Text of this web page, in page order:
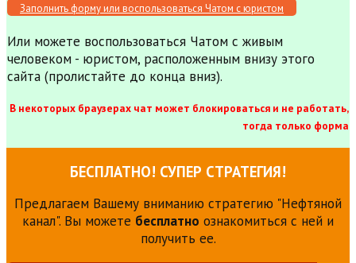
Заполнить форму или воспользоваться Чатом с юристом
Или можете воспользоваться Чатом с живым
человеком - юристом, расположенным внизу этого
сайта (пролистайте до конца вниз).
В некоторых браузерах чат может блокироваться и не работать,
тогда только форма
БЕСПЛАТНО! СУПЕР СТРАТЕГИЯ!
Предлагаем Вашему вниманию стратегию "Нефтяной
канал". Вы можете бесплатно ознакомиться с ней и
получить ее.